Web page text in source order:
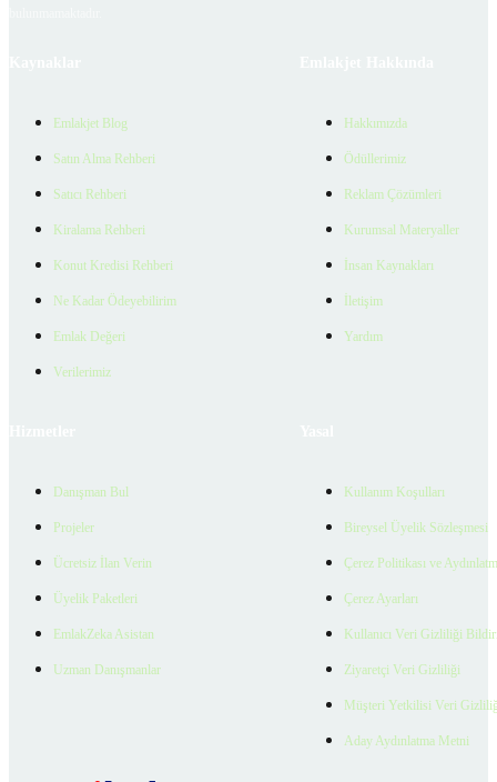
Emlakjet Blog
Satın Alma Rehberi
Satıcı Rehberi
Kiralama Rehberi
Konut Kredisi Rehberi
Ne Kadar Ödeyebilirim
Emlak Değeri
Verilerimiz
Hakkımızda
Ödüllerimiz
Reklam Çözümleri
Kurumsal Materyaller
İnsan Kaynakları
İletişim
Yardım
Danışman Bul
Projeler
Ücretsiz İlan Verin
Üyelik Paketleri
EmlakZeka Asistan
Uzman Danışmanlar
Kullanım Koşulları
Bireysel Üyelik Sözleşmesi
Çerez Politikası ve
Çerez Ayarları
Kullanıcı Veri Gizliliği
Ziyaretçi Veri Gizliliği
Müşteri Yetkilisi Veri
Aday Aydınlatma Metni